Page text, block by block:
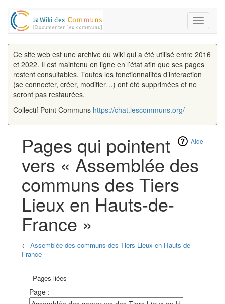
Toggle
Ce site web est une archive du wiki qui a été utilisé entre 2016
et 2022. Il est maintenu en ligne en l’état afin que ses pages
restent consultables. Toutes les fonctionnalités d’interaction
(se connecter, créer, modifier…) ont été supprimées et ne
seront pas restaurées.
Collectif Point Communs https://chat.lescommuns.org/
Aide
Pages qui pointent
vers « Assemblée des
communs des Tiers
Lieux en Hauts-de-
France »
← Assemblée des communs des Tiers Lieux en Hauts-de-
France
Pages liées
Page :